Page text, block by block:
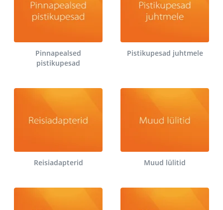
Pinnapealsed
pistikupesad
Pistikupesad juhtmele
Reisiadapterid Muud lülitid